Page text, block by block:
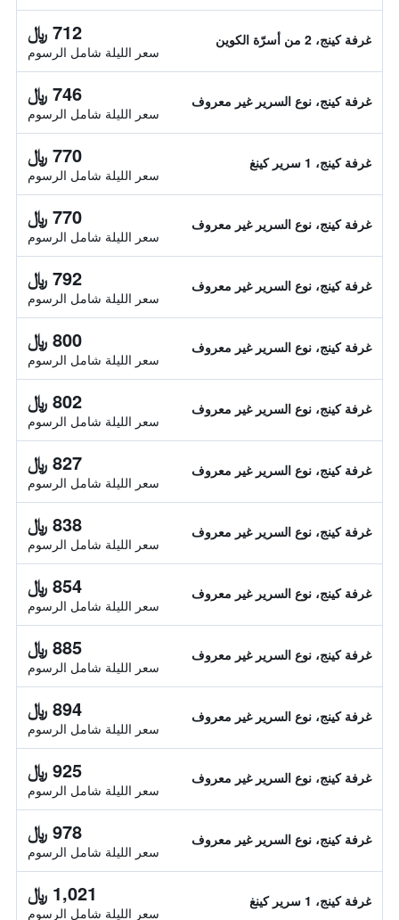
غرفة كينج، 2 من أسرّة الكوين 712 ﷼
سعر الليلة شامل الرسوم
غرفة كينج، نوع السرير غير معروف 746 ﷼
سعر الليلة شامل الرسوم
غرفة كينج، 1 سرير كينغ 770 ﷼
سعر الليلة شامل الرسوم
غرفة كينج، نوع السرير غير معروف 770 ﷼
سعر الليلة شامل الرسوم
غرفة كينج، نوع السرير غير معروف 792 ﷼
سعر الليلة شامل الرسوم
غرفة كينج، نوع السرير غير معروف 800 ﷼
سعر الليلة شامل الرسوم
غرفة كينج، نوع السرير غير معروف 802 ﷼
سعر الليلة شامل الرسوم
غرفة كينج، نوع السرير غير معروف 827 ﷼
سعر الليلة شامل الرسوم
غرفة كينج، نوع السرير غير معروف 838 ﷼
سعر الليلة شامل الرسوم
غرفة كينج، نوع السرير غير معروف 854 ﷼
سعر الليلة شامل الرسوم
غرفة كينج، نوع السرير غير معروف 885 ﷼
سعر الليلة شامل الرسوم
غرفة كينج، نوع السرير غير معروف 894 ﷼
سعر الليلة شامل الرسوم
غرفة كينج، نوع السرير غير معروف 925 ﷼
سعر الليلة شامل الرسوم
غرفة كينج، نوع السرير غير معروف 978 ﷼
سعر الليلة شامل الرسوم
غرفة كينج، 1 سرير كينغ 1,021 ﷼
سعر الليلة شامل الرسوم